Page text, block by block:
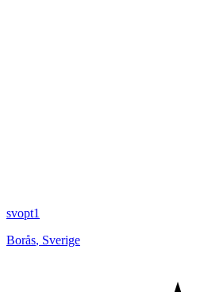
svopt1
Borås, Sverige